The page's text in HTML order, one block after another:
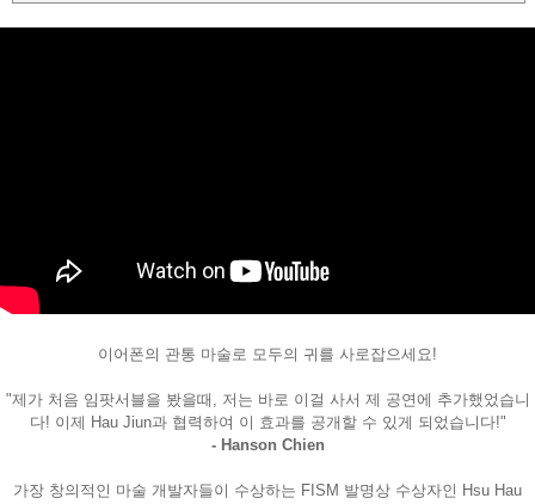
이어폰의 관통 마술로 모두의 귀를 사로잡으세요!
"제가 처음 임팟서블을 봤을때, 저는 바로 이걸 사서 제 공연에 추가했었습니
다! 이제 Hau Jiun과 협력하여 이 효과를 공개할 수 있게 되었습니다!"
- Hanson Chien
가장 창의적인 마술 개발자들이 수상하는 FISM 발명상 수상자인 Hsu Hau